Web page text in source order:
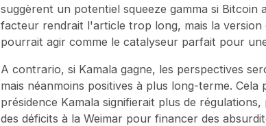
suggèrent un potentiel squeeze gamma si
facteur rendrait l'article trop long, mais la
pourrait agir comme le catalyseur parfait pour
A contrario, si Kamala gagne, les perspectives
mais néanmoins positives à plus long-terme.
présidence Kamala signifierait plus de
des déficits à la Weimar pour financer des